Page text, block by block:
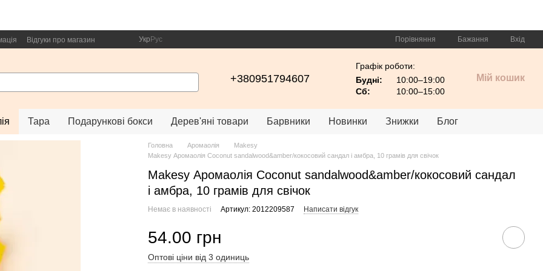
Відгуки про магазин Укр Рус Порівняння Бажання Вхід
+380951794607
Графік роботи:
Будні:
10:00–19:00
Сб:
10:00–15:00
Мій кошик
Тара Подарункові бокси Дерев'яні товари Барвники Новинки Знижки Блог
Головна Аромаолія
Makesy
Makesy Аромаолія Coconut sandalwood&amber/кокосовий сандал і амбра, 10 грамів для свічок
Makesy Аромаолія Coconut sandalwood&amber/кокосовий сандал
і амбра, 10 грамів для свічок
Немає в наявності Артикул: 2012209587 Написати відгук
54.00 грн
Оптові ціни від 3 одиниць